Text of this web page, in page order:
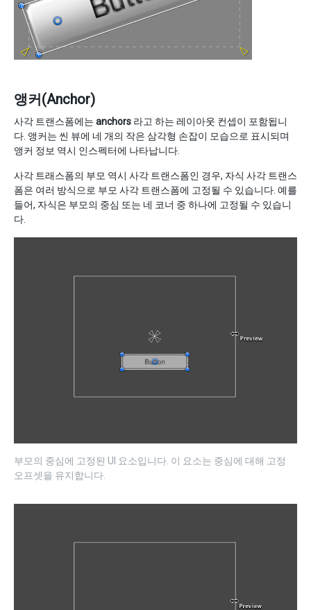
앵커(Anchor)
사각 트랜스폼에는 anchors 라고 하는 레이아웃 컨셉이 포함됩니
다. 앵커는 씬 뷰에 네 개의 작은 삼각형 손잡이 모습으로 표시되며
앵커 정보 역시 인스펙터에 나타납니다.
사각 트래스폼의 부모 역시 사각 트랜스폼인 경우, 자식 사각 트랜스
폼은 여러 방식으로 부모 사각 트랜스폼에 고정될 수 있습니다. 예를
들어, 자식은 부모의 중심 또는 네 코너 중 하나에 고정될 수 있습니
다.
부모의 중심에 고정된 UI 요소입니다. 이 요소는 중심에 대해 고정
오프셋을 유지합니다.